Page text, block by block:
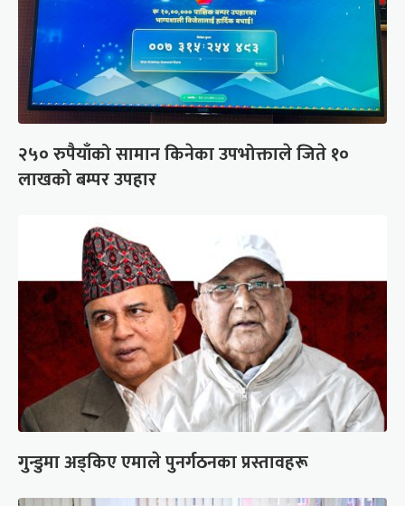
२५० रुपैयाँको सामान किनेका उपभोक्ताले जिते १०
लाखको बम्पर उपहार
गुन्डुमा अड्किए एमाले पुनर्गठनका प्रस्तावहरू